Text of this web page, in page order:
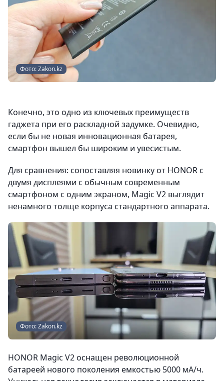
Фото: Zakon.kz
Конечно, это одно из ключевых преимуществ
гаджета при его раскладной задумке. Очевидно,
если бы не новая инновационная батарея,
смартфон вышел бы широким и увесистым.
Для сравнения: сопоставляя новинку от HONOR с
двумя дисплеями с обычным современным
смартфоном с одним экраном, Magic V2 выглядит
ненамного толще корпуса стандартного аппарата.
Фото: Zakon.kz
HONOR Magic V2 оснащен революционной
батареей нового поколения емкостью 5000 мА/ч.